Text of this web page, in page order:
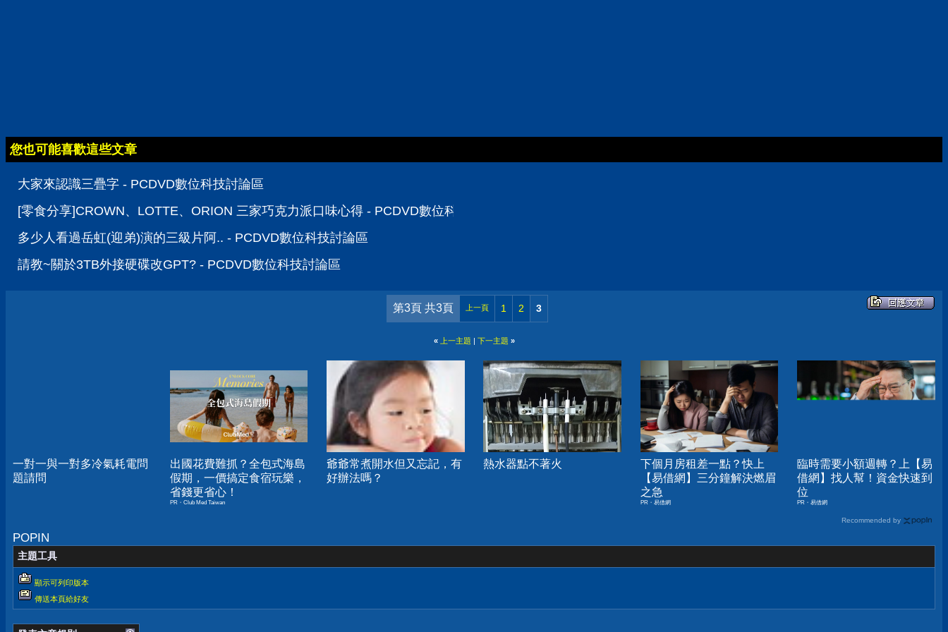
您也可能喜歡這些文章
大家來認識三疊字 - PCDVD數位科技討論區
[零食分享]CROWN、LOTTE、ORION 三家巧克力派口味心得 - PCDVD數位科技討論區
多少人看過岳虹(迎弟)演的三級片阿.. - PCDVD數位科技討論區
請教~關於3TB外接硬碟改GPT? - PCDVD數位科技討論區
第3頁 共3頁 上一頁 1 2 3
« 上一主題 | 下一主題 »
一對一與一對多冷氣耗電問
題請問
出國花費難抓？全包式海島
假期，一價搞定食宿玩樂，
省錢更省心！
PR・Club Med Taiwan
爺爺常煮開水但又忘記，有
好辦法嗎？
熱水器點不著火
下個月房租差一點？快上
【易借網】三分鐘解決燃眉
之急
PR・易借網
臨時需要小額週轉？上【易
借網】找人幫！資金快速到
位
PR・易借網
Recommended by
POPIN
主題工具
顯示可列印版本
傳送本頁給好友